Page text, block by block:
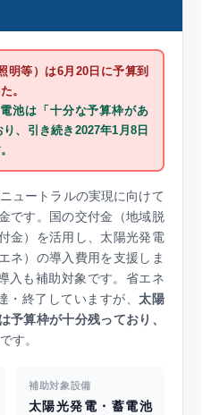
等）は6月20日に予算到
。
池は「十分な予算枠があ
、引き続き2027年1月8日
ュートラルの実現に向けて
です。国の交付金（地域脱
金）を活用し、太陽光発電
ネ）の導入費用を支援しま
入も補助対象です。省エネ
・終了していますが、太陽
予算枠が十分残っており、
です。
補助対象設備
太陽光発電・蓄電池